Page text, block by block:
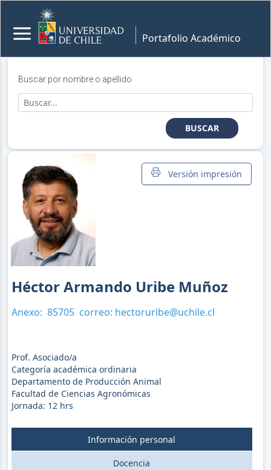
Portafolio Académico
Buscar por nombre o apellido
BUSCAR
Versión impresión
Héctor Armando Uribe Muñoz
Anexo: 85705 correo: hectoruribe@uchile.cl
Prof. Asociado/a
Categoría académica ordinaria
Departamento de Producción Animal
Facultad de Ciencias Agronómicas
Jornada: 12hrs
Información personal
Docencia